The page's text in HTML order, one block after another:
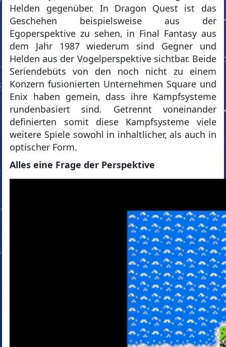
Helden gegenüber. In Dragon Quest ist das
Geschehen beispielsweise aus der
Egoperspektive zu sehen, in Final Fantasy aus
dem Jahr 1987 wiederum sind Gegner und
Helden aus der Vogelperspektive sichtbar. Beide
Seriendebüts von den noch nicht zu einem
Konzern fusionierten Unternehmen Square und
Enix haben gemein, dass ihre Kampfsysteme
rundenbasiert sind. Getrennt voneinander
definierten somit diese Kampfsysteme viele
weitere Spiele sowohl in inhaltlicher, als auch in
optischer Form.
Alles eine Frage der Perspektive